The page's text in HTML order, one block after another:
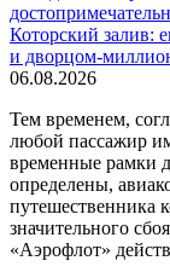
Которский залив:
и дворцом-
06.08.2026
Тем временем,
любой пассажир
временные рамки
определены,
путешественника
значительного
«Аэрофлот»